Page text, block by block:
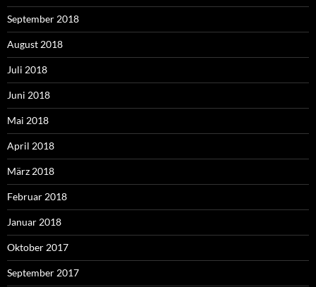
September 2018
August 2018
Juli 2018
Juni 2018
Mai 2018
April 2018
März 2018
Februar 2018
Januar 2018
Oktober 2017
September 2017